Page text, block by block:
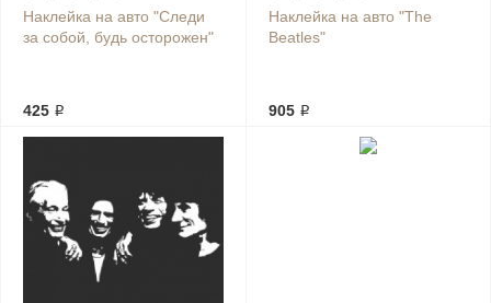
Наклейка на авто "Следи
за собой, будь осторожен"
425 ₽
Наклейка на авто "The
Beatles"
905 ₽